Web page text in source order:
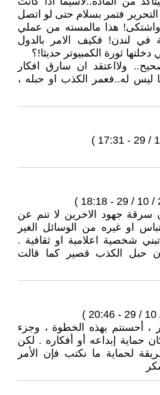
فتمر بسلام حتى لو اتصل
هذا مالمسته من عملي
في لندن! فكيف الامر بالدول
دخلتها ثورة الكمبيوتر حديثا!؟
ولااعتقد ان سارق افكار
ليس له..فعمر الكذب او حبله ،
جهود الاخرين لا تنم عن
او غيره من الوسائل الغير
شخصية اعلامية او ثقافية .
حبل الكذب قصير كما قالت
، أحسنتم بهذه الخطوة ، وجزء
حماية إبداعه أو أفكاره . لكن
لحماية ما نكتب فإن الأمر